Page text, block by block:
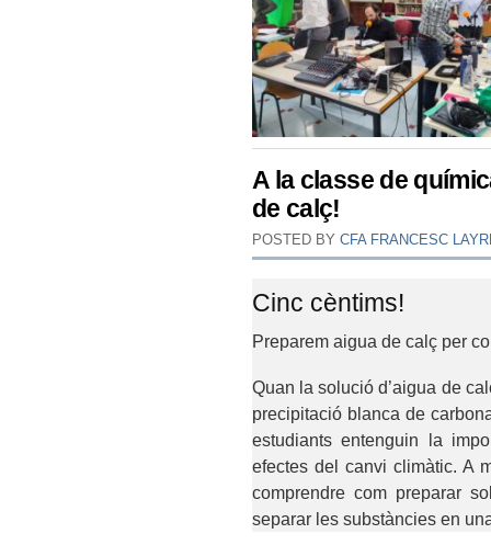
A la classe de
de calç!
POSTED BY CFA FRANCESC
Cinc cèntims!
Preparem aigua de calç per
Quan la solució d’aigua de
precipitació blanca de
estudiants entenguin la
efectes del canvi climàtic. A
comprendre com preparar
separar les substàncies en